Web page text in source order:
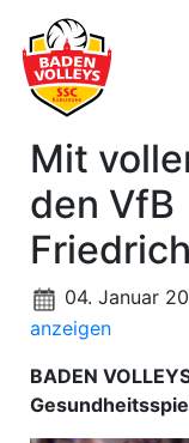
Mit
den VfB
04. Januar
anzeigen
BADEN